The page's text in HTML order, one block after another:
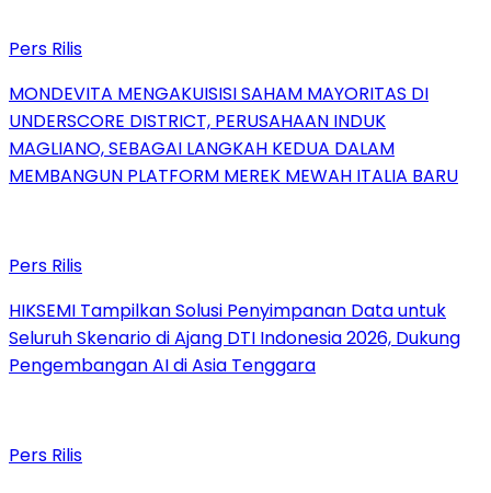
Pers Rilis
MONDEVITA MENGAKUISISI SAHAM MAYORITAS DI
UNDERSCORE DISTRICT, PERUSAHAAN INDUK
MAGLIANO, SEBAGAI LANGKAH KEDUA DALAM
MEMBANGUN PLATFORM MEREK MEWAH ITALIA BARU
Pers Rilis
HIKSEMI Tampilkan Solusi Penyimpanan Data untuk
Seluruh Skenario di Ajang DTI Indonesia 2026, Dukung
Pengembangan AI di Asia Tenggara
Pers Rilis